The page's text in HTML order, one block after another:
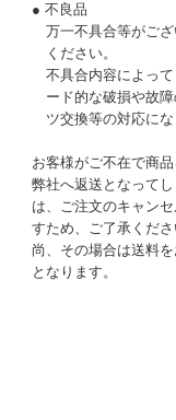
● 不良品
万一不具合等がご
ください。
不具合内容によっ
ード的な破損や故
ツ交換等の対応にな
お客様がご不在で商
弊社へ返送となって
は、ご注文のキャン
すため、ご了承くださ
尚、その場合は送料
となります。